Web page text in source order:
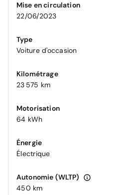
Mise en circulation
22/06/2023
Type
Voiture d'occasion
Kilométrage
23 575 km
Motorisation
64 kWh
Énergie
Électrique
Autonomie (WLTP)
450 km